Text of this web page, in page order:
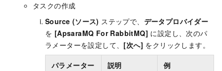
タスクの作成
Source (ソース) ステップで、 データプロバイダー
を [ApsaraMQ For RabbitMQ] に設定し、次のパ
ラメーターを設定して、 [次へ] をクリックします。
パラメーター 説明 例